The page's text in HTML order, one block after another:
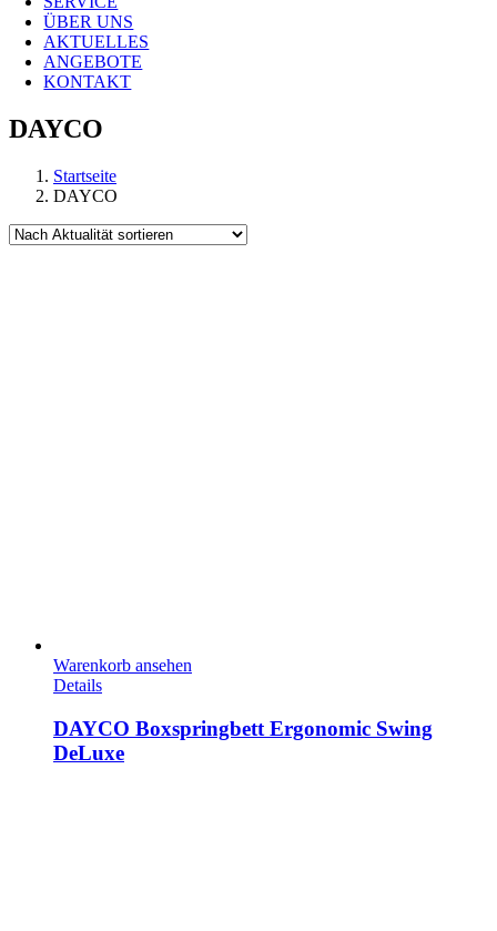
ÜBER UNS
AKTUELLES
ANGEBOTE
KONTAKT
DAYCO
Startseite
DAYCO
Warenkorb ansehen
Details
DAYCO Boxspringbett Ergonomic Swing
DeLuxe